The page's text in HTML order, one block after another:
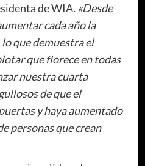
de WIA. «Desde
cada año la
que demuestra el
que florece en todas
nuestra cuarta
de que el
y haya aumentado
personas que crean